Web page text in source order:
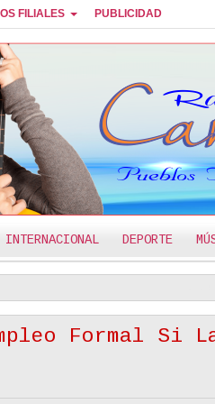
FILIALES PUBLICIDAD
INTERNACIONAL DEPORTE
Formal Si La